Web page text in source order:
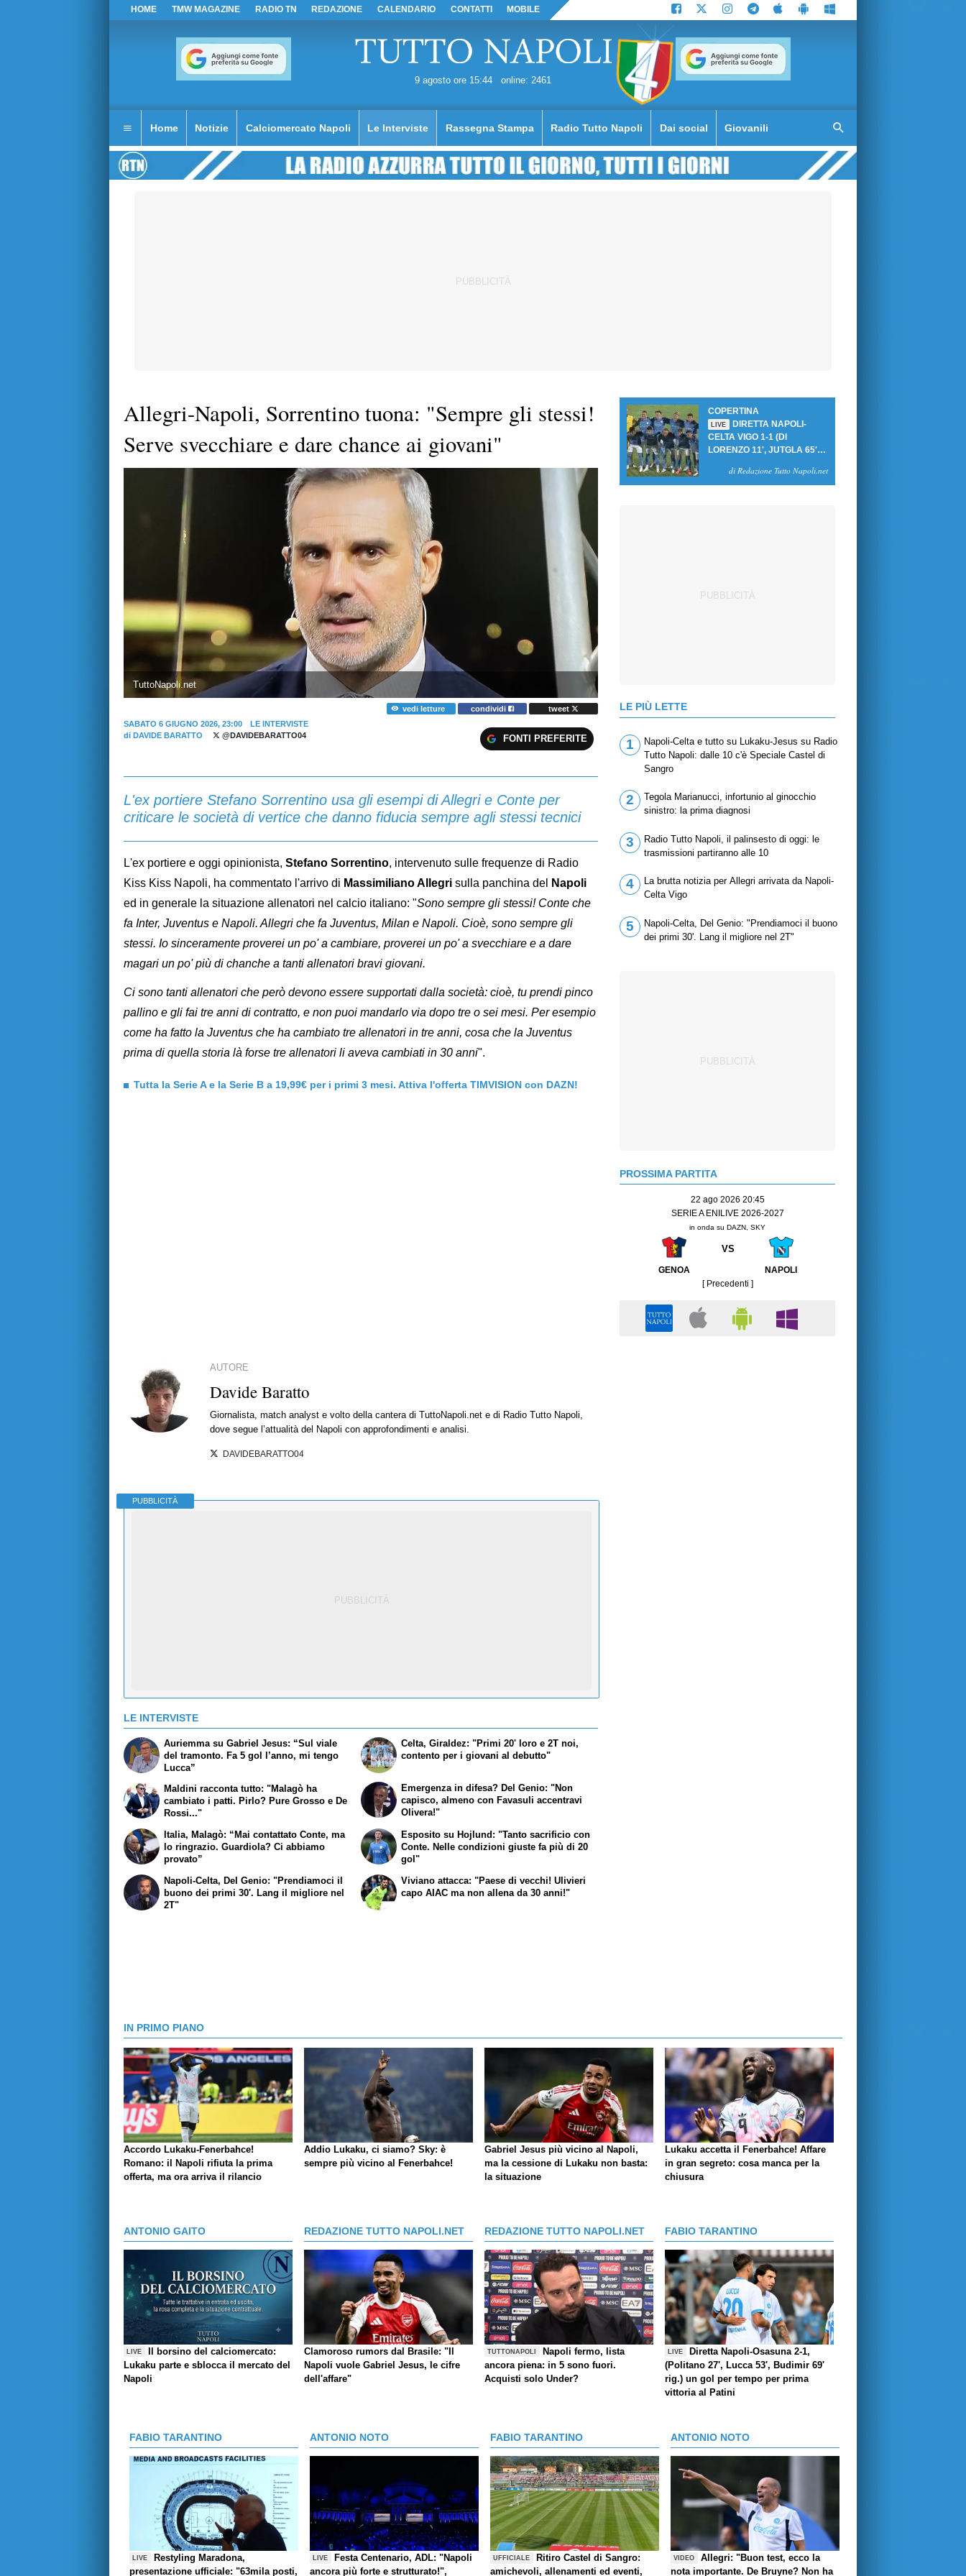
HOME TMW MAGAZINE RADIO TN REDAZIONE CALENDARIO CONTATTI MOBILE
9 agosto ore 15:44 online: 2461
Home Notizie Calciomercato Napoli Le Interviste Rassegna Stampa Radio Tutto Napoli Dai social Giovanili
Allegri-Napoli, Sorrentino tuona: "Sempre gli stessi!
Serve svecchiare e dare chance ai giovani"
TuttoNapoli.net
vedi letture condividi
tweet
SABATO 6 GIUGNO 2026, 23:00
LE INTERVISTE
di DAVIDE BARATTO @DAVIDEBARATTO04 FONTI PREFERITE
L'ex portiere Stefano Sorrentino usa gli esempi di Allegri e Conte per
criticare le società di vertice che danno fiducia sempre agli stessi tecnici
L'ex portiere e oggi opinionista, Stefano Sorrentino, intervenuto sulle frequenze di Radio
Kiss Kiss Napoli, ha commentato l'arrivo di Massimiliano Allegri sulla panchina del
Napoli
ed in generale la situazione allenatori nel calcio italiano: "Sono sempre gli stessi! Conte che
fa Inter, Juventus e Napoli. Allegri che fa Juventus, Milan e Napoli. Cioè, sono sempre gli
stessi. Io sinceramente proverei un po' a cambiare, proverei un po' a svecchiare e a dare
magari un po' più di chanche a tanti allenatori bravi giovani.
Ci sono tanti allenatori che però devono essere supportati dalla società: cioè, tu prendi pinco
pallino e gli fai tre anni di contratto, e non puoi mandarlo via dopo tre o sei mesi. Per esempio
come ha fatto la Juventus che ha cambiato tre allenatori in tre anni, cosa che la Juventus
prima di quella storia là forse tre allenatori li aveva cambiati in 30 anni".
Tutta la Serie A e la Serie B a 19,99€ per i primi 3 mesi. Attiva l'offerta TIMVISION con DAZN!
AUTORE
Davide Baratto
Giornalista, match analyst e volto della cantera di TuttoNapoli.net e di Radio Tutto Napoli,
dove segue l’attualità del Napoli con approfondimenti e analisi.
DAVIDEBARATTO04
PUBBLICITÀ
LE INTERVISTE
Auriemma su Gabriel Jesus: “Sul viale
del tramonto. Fa 5 gol l’anno, mi tengo
Lucca”
Maldini racconta tutto: "Malagò ha
cambiato i patti. Pirlo? Pure Grosso e De
Rossi..."
Celta, Giraldez: "Primi 20' loro e 2T noi,
contento per i giovani al debutto"
Emergenza in difesa? Del Genio: "Non
capisco, almeno con Favasuli accentravi
Olivera!"
Italia, Malagò: “Mai contattato Conte, ma
lo ringrazio. Guardiola? Ci abbiamo
provato”
Napoli-Celta, Del Genio: "Prendiamoci il
buono dei primi 30'. Lang il migliore nel
2T"
Esposito su Hojlund: "Tanto sacrificio con
Conte. Nelle condizioni giuste fa più di 20
gol"
Viviano attacca: "Paese di vecchi! Ulivieri
capo AIAC ma non allena da 30 anni!"
COPERTINA
LIVE
DIRETTA NAPOLI-
CELTA VIGO 1-1 (DI
LORENZO 11', JUTGLA 65'):
BRUYNE NEGA LA
di Redazione Tutto Napoli.net
LE PIÙ LETTE
1
Napoli-Celta e tutto su Lukaku-Jesus su Radio
Tutto Napoli: dalle 10 c'è Speciale Castel di
Sangro
2
Tegola Marianucci, infortunio al ginocchio
sinistro: la prima diagnosi
3
Radio Tutto Napoli, il palinsesto di oggi: le
trasmissioni partiranno alle 10
4
La brutta notizia per Allegri arrivata da Napoli-
Celta Vigo
5
Napoli-Celta, Del Genio: "Prendiamoci il buono
dei primi 30'. Lang il migliore nel 2T"
PROSSIMA PARTITA
22 ago 2026 20:45
SERIE A ENILIVE 2026-2027
in onda su DAZN, SKY
VS
GENOA
NAPOLI
[ Precedenti ]
IN PRIMO PIANO
Accordo Lukaku-Fenerbahce!
Romano: il Napoli rifiuta la prima
offerta, ma ora arriva il rilancio
Addio Lukaku, ci siamo? Sky: è
sempre più vicino al Fenerbahce!
Gabriel Jesus più vicino al Napoli,
ma la cessione di Lukaku non basta:
la situazione
Lukaku accetta il Fenerbahce! Affare
in gran segreto: cosa manca per la
chiusura
ANTONIO GAITO
LIVE
Il borsino del calciomercato:
Lukaku parte e sblocca il mercato del
Napoli
REDAZIONE TUTTO NAPOLI.NET
Clamoroso rumors dal Brasile: "Il
Napoli vuole Gabriel Jesus, le cifre
dell'affare"
REDAZIONE TUTTO NAPOLI.NET
TUTTONAPOLI
Napoli fermo, lista
ancora piena: in 5 sono fuori.
Acquisti solo Under?
FABIO TARANTINO
LIVE
Diretta Napoli-Osasuna 2-1,
(Politano 27', Lucca 53', Budimir 69'
rig.) un gol per tempo per prima
vittoria al Patini
FABIO TARANTINO
LIVE
Restyling Maradona,
presentazione ufficiale: "63mila posti,
ANTONIO NOTO
LIVE
Festa Centenario, ADL: "Napoli
ancora più forte e strutturato!",
FABIO TARANTINO
UFFICIALE
Ritiro Castel di Sangro:
amichevoli, allenamenti ed eventi,
ANTONIO NOTO
VIDEO
Allegri: "Buon test, ecco la
nota importante. De Bruyne? Non ha